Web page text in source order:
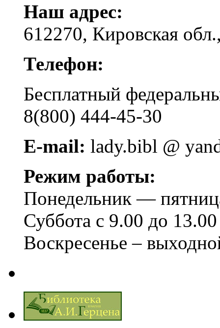
Наш адрес:
612270, Кировская
Телефон:
Бесплатный
8(800) 444-45-30
E-mail: lady.bibl @
Режим работы:
Понедельник —
Суббота с 9.00 до 13.00
Воскресенье –